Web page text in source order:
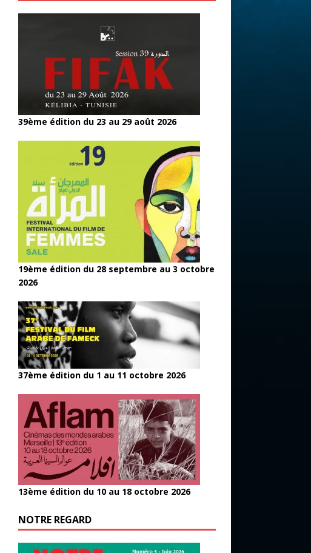
39ème édition du 23 au 29 août 2026
19ème édition du 28 septembre au 3 octobre
2026
37ème édition du 1 au 11 octobre 2026
13ème édition du 10 au 18 octobre 2026
NOTRE REGARD